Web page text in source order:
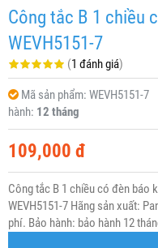
Công tắc B 1 chiều
WEVH5151-7
(1 đánh giá)
Mã sản phẩm: WEVH5151-7
hành: 12 tháng
109,000 đ
Công tắc B 1 chiều có đèn báo
WEVH5151-7 Hãng sản xuất:
phí. Bảo hành: bảo hành 12